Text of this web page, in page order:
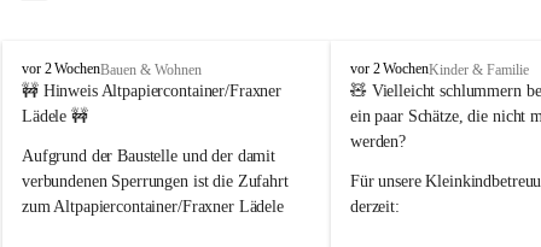
F
r
a
e
r
n
vor 2 WochenBauen & Wohnen
🚧 Hinweis Altpapiercontainer/Fraxner
Lädele 🚧
Aufgrund der Baustelle und der damit
verbundenen Sperrungen ist die Zufahrt
zum Altpapiercontainer/Fraxner Lädele
F
r
a
x
r
n
vor 2 WochenKinder & Familie
🧸 Vielleicht schlummern
ein paar Schätze, die nicht
werden?
Für unsere
derzeit: